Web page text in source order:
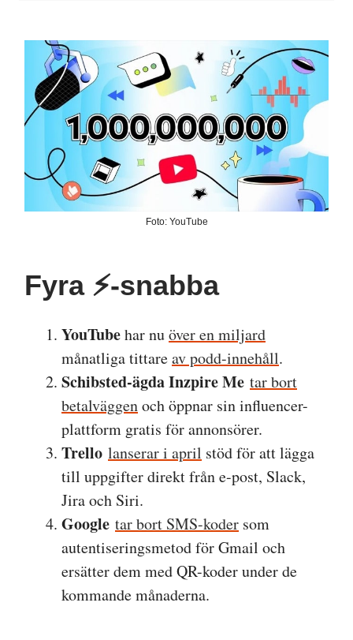
Foto: YouTube
Fyra ⚡️-snabba
YouTubehar nuöver en miljard
månatliga tittareav podd-innehåll.
Schibsted-ägda Inzpire Me tar bort
betalväggenoch öppnar sin influencer-
plattform gratis för annonsörer.
Trello lanserar i april stöd för att lägga
till uppgifter direkt från e-post, Slack,
Jira och Siri.
Google tar bort SMS-koder som
autentiseringsmetod för Gmail och
ersätter dem med QR-koder under de
kommande månaderna.